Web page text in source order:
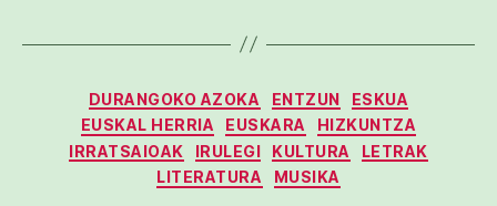
Kategoriak
DURANGOKO AZOKA ENTZUN
ESKUA
EUSKAL HERRIA
EUSKARA
HIZKUNTZA
IRRATSAIOAK
IRULEGI KULTURA
LETRAK
LITERATURA
MUSIKA